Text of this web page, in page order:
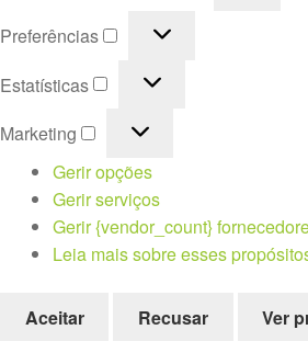
Preferências
Preferências
Estatísticas Estatísticas
Marketing
Marketing
Gerir opções
Gerir serviços
Gerir {vendor_count}
Leia mais sobre esses
Aceitar Recusar Ver